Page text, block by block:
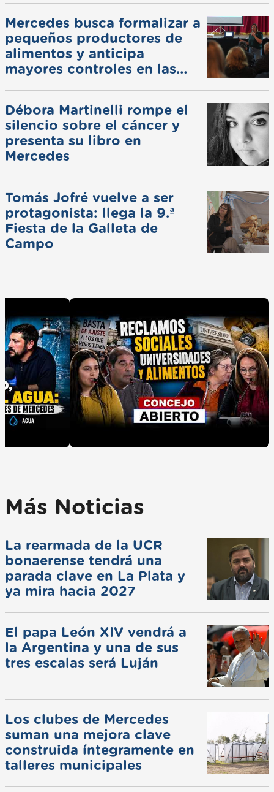
Mercedes busca formalizar a
pequeños productores de
alimentos y anticipa
mayores controles en las
Débora Martinelli rompe el
silencio sobre el cáncer y
presenta su libro en
Mercedes
Tomás Jofré vuelve a ser
protagonista: llega la 9.ª
Fiesta de la Galleta de
Campo
Más Noticias
La rearmada de la UCR
bonaerense tendrá una
parada clave en La Plata y
ya mira hacia 2027
El papa León XIV vendrá a
la Argentina y una de sus
tres escalas será Luján
Los clubes de Mercedes
suman una mejora clave
construida íntegramente en
talleres municipales